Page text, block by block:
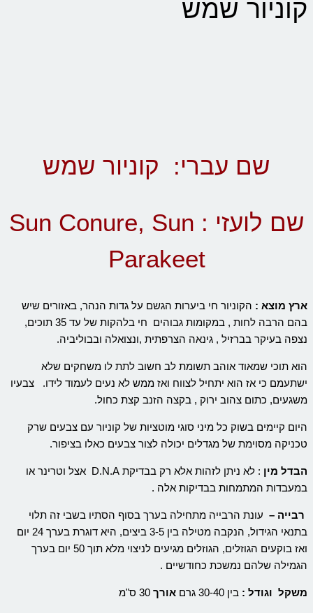
קוניור שמש
שם עברי: קוניור שמש
שם לועזי : Sun Conure, Sun
Parakeet
ארץ מוצא : הקוניור חי ביערות הגשם על גדות הנהר, באזורים שיש
בהם הרבה לחות , במקומות גבוהים חי בלהקות של עד 35 תוכים,
נצפה בעיקר בברזיל , גינאה הצרפתית ,ונצואלה ובבוליביה.
הוא תוכי שמאוד אוהב תשומת לב חשוב לתת לו משחקים שלא
ישתעמם כי אז הוא יתחיל לצווח ואז ממש לא נעים לעמוד לידו. צבעיו
משגעים, כתום צהוב ירוק , בקצה הזנב קצת כחול.
היום קיימים בשוק כל מיני סוגי מוטציות של קוניור עם צבעים שרק
טכניקה מסוימת של מגדלים יכולה לצור צבעים כאלו בציפור.
הבדל מין
: לא ניתן לזהות אלא רק בבדיקת D.N.A אצל וטרינר או
במעבדות המתמחות בבדיקות אלה .
רבייה – עונת הרבייה מתחילה בערך בסוף הסתיו בשבי זה תלוי
בתנאי הגידול, הנקבה מטילה בין 3-5 ביצים, היא דוגרת בערך 24 יום
ואז בוקעים הגוזלים, הגוזלים מגיעים לניצוי מלא תוך 50 יום בערך
הגמילה שלהם נמשכת כחודשיים .
משקל וגודל : בין 30-40 גרם אורך 30 ס"מ